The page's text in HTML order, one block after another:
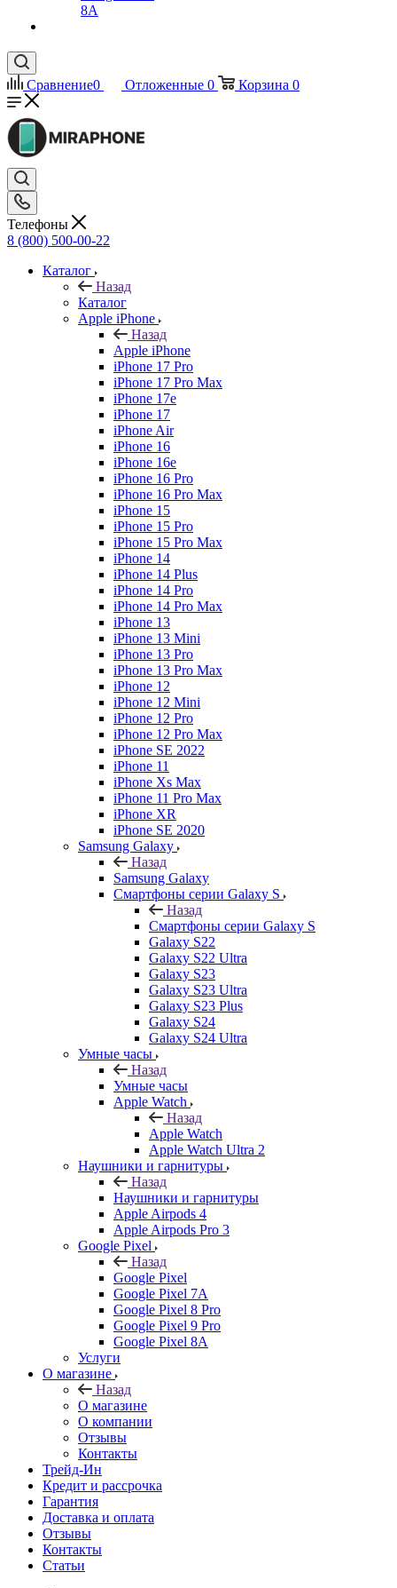
8A
Сравнение0 Отложенные 0 Корзина 0
Телефоны
8 (800) 500-00-22
Каталог
Назад
Каталог
Apple iPhone
Назад
Apple iPhone
iPhone 17 Pro
iPhone 17 Pro Max
iPhone 17e
iPhone 17
iPhone Air
iPhone 16
iPhone 16e
iPhone 16 Pro
iPhone 16 Pro Max
iPhone 15
iPhone 15 Pro
iPhone 15 Pro Max
iPhone 14
iPhone 14 Plus
iPhone 14 Pro
iPhone 14 Pro Max
iPhone 13
iPhone 13 Mini
iPhone 13 Pro
iPhone 13 Pro Max
iPhone 12
iPhone 12 Mini
iPhone 12 Pro
iPhone 12 Pro Max
iPhone SE 2022
iPhone 11
iPhone Xs Max
iPhone 11 Pro Max
iPhone XR
iPhone SE 2020
Samsung Galaxy
Назад
Samsung Galaxy
Смартфоны серии Galaxy S
Назад
Смартфоны серии Galaxy S
Galaxy S22
Galaxy S22 Ultra
Galaxy S23
Galaxy S23 Ultra
Galaxy S23 Plus
Galaxy S24
Galaxy S24 Ultra
Умные часы
Назад
Умные часы
Apple Watch
Назад
Apple Watch
Apple Watch Ultra 2
Наушники и гарнитуры
Назад
Наушники и гарнитуры
Apple Airpods 4
Apple Airpods Pro 3
Google Pixel
Назад
Google Pixel
Google Pixel 7А
Google Pixel 8 Pro
Google Pixel 9 Pro
Google Pixel 8A
Услуги
О магазине
Назад
О магазине
О компании
Отзывы
Контакты
Трейд-Ин
Кредит и рассрочка
Гарантия
Доставка и оплата
Отзывы
Контакты
Статьи